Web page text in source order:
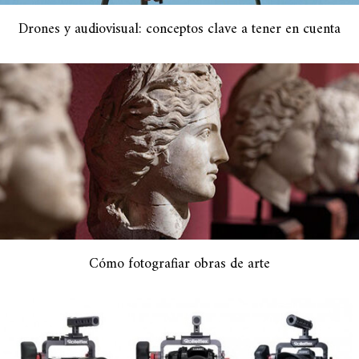
Drones y audiovisual: conceptos clave a tener en cuenta
Cómo fotografiar obras de arte